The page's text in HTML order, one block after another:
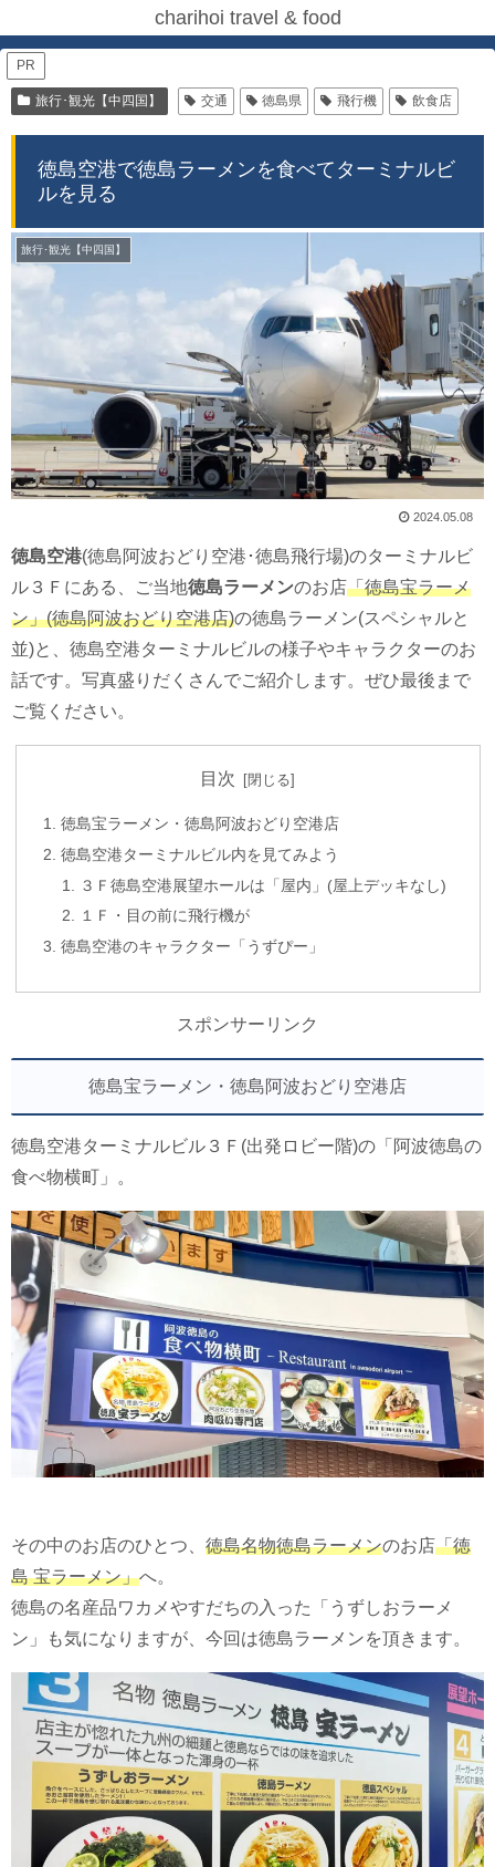
charihoi travel & food
PR
旅行･観光【中四国】 交通 徳島県 飛行機 飲食店
徳島空港で徳島ラーメンを食べてターミナルビ
ルを見る
旅行･観光【中四国】
2024.05.08
徳島空港(徳島阿波おどり空港･徳島飛行場)のターミナルビ
ル３Ｆにある、ご当地徳島ラーメンのお店「徳島宝ラーメ
ン」(徳島阿波おどり空港店)の徳島ラーメン(スペシャルと
並)と、徳島空港ターミナルビルの様子やキャラクターのお
話です。写真盛りだくさんでご紹介します。ぜひ最後まで
ご覧ください。
目次
徳島宝ラーメン・徳島阿波おどり空港店
徳島空港ターミナルビル内を見てみよう
３Ｆ徳島空港展望ホールは「屋内」(屋上デッキなし)
１Ｆ・目の前に飛行機が
徳島空港のキャラクター「うずぴー」
スポンサーリンク
徳島宝ラーメン・徳島阿波おどり空港店
徳島空港ターミナルビル３Ｆ(出発ロビー階)の「阿波徳島の
食べ物横町」。
その中のお店のひとつ、 徳島名物徳島ラーメンのお店「徳
島 宝ラーメン」へ。
徳島の名産品ワカメやすだちの入った「うずしおラーメ
ン」も気になりますが、今回は徳島ラーメンを頂きます。